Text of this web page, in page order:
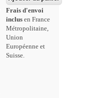
Frais d'envoi
inclus en France
Métropolitaine,
Union
Européenne et
Suisse.